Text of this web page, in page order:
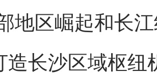
地区崛起和长
造长沙区域枢纽